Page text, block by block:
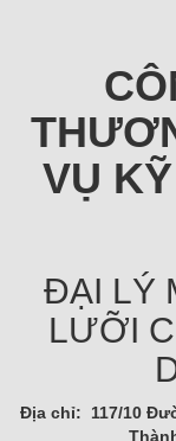
VỤ
ĐẠI LÝ
LƯỠI
Địa chỉ: 117/10